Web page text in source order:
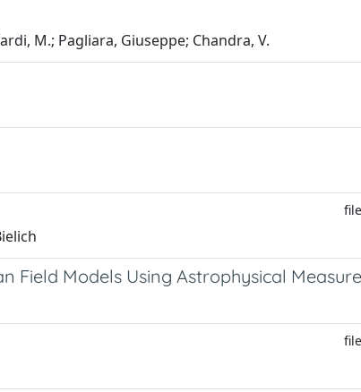
M.; Pagliara, Giuseppe; Chandra, V.
Field Models Using Astrophysical